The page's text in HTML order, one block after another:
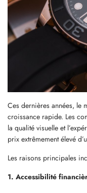
Ces dernières années, le
croissance rapide. Les
la qualité visuelle et
prix extrêmement élevé
Les raisons principales
1. Accessibilité